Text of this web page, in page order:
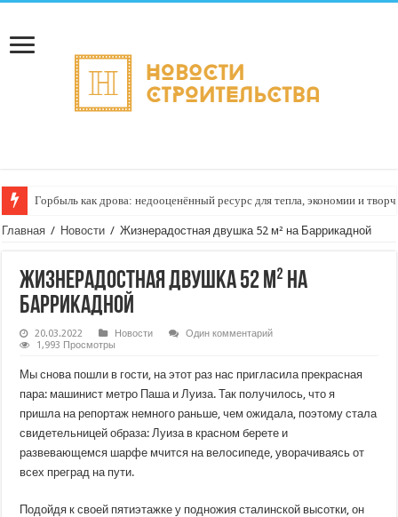
Горбыль как дрова: недооценённый ресурс для тепла, экономии и
Главная / Новости / Жизнерадостная двушка 52 м² на Баррикадной
Жизнерадостная двушка 52 м² на
Баррикадной
20.03.2022 Новости
Один комментарий
1,993 Просмотры
Мы снова пошли в гости, на этот раз нас пригласила прекрасная
пара: машинист метро Паша и Луиза. Так получилось, что я
пришла на репортаж немного раньше, чем ожидала, поэтому стала
свидетельницей образа: Луиза в красном берете и
развевающемся шарфе мчится на велосипеде, уворачиваясь от
всех преград на пути.
Подойдя к своей пятиэтажке у подножия сталинской высотки, он